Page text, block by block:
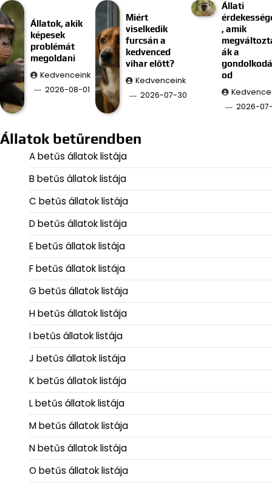
Állatok, akik
képesek
problémát
megoldani
Kedvenceink
2026-08-01
Miért
viselkedik
furcsán a
kedvenced
vihar előtt?
Kedvenceink
2026-07-30
Állati
, amik
ák a
od
2026-
Állatok betűrendben
A betűs állatok listája
B betűs állatok listája
C betűs állatok listája
D betűs állatok listája
E betűs állatok listája
F betűs állatok listája
G betűs állatok listája
H betűs állatok listája
I betűs állatok listája
J betűs állatok listája
K betűs állatok listája
L betűs állatok listája
M betűs állatok listája
N betűs állatok listája
O betűs állatok listája